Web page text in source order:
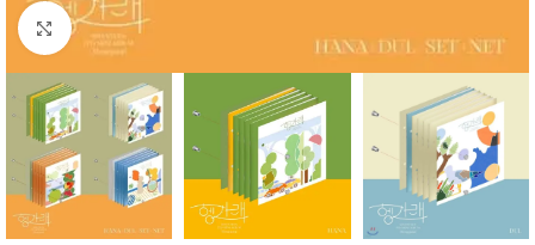
Click to enlarge